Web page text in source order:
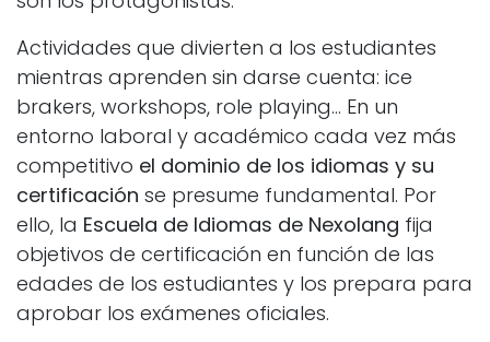
Actividades que divierten a los estudiantes
mientras aprenden sin darse cuenta: ice
brakers, workshops, role playing… En un
entorno laboral y académico cada vez más
competitivo el dominio de los idiomas y su
certificación se presume fundamental. Por
ello, la Escuela de Idiomas de Nexolang fija
objetivos de certificación en función de las
edades de los estudiantes y los prepara para
aprobar los exámenes oficiales.